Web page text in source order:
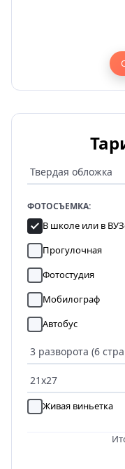
ФОТОСЪЕМКА:
В школе или в
Прогулочная
Фотостудия
Мобилограф
Автобус
Живая виньетка